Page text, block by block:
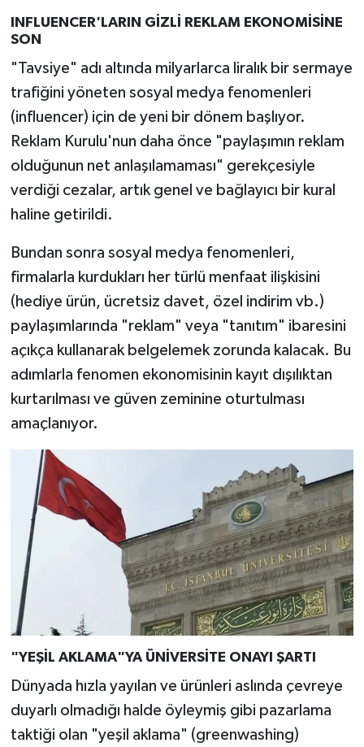
INFLUENCER'LARIN GİZLİ REKLAM EKONOMİSİNE
SON
"Tavsiye" adı altında milyarlarca liralık bir sermaye
trafiğini yöneten sosyal medya fenomenleri
(influencer) için de yeni bir dönem başlıyor.
Reklam Kurulu'nun daha önce "paylaşımın reklam
olduğunun net anlaşılamaması" gerekçesiyle
verdiği cezalar, artık genel ve bağlayıcı bir kural
haline getirildi.
Bundan sonra sosyal medya fenomenleri,
firmalarla kurdukları her türlü menfaat ilişkisini
(hediye ürün, ücretsiz davet, özel indirim vb.)
paylaşımlarında "reklam" veya "tanıtım" ibaresini
açıkça kullanarak belgelemek zorunda kalacak. Bu
adımlarla fenomen ekonomisinin kayıt dışılıktan
kurtarılması ve güven zeminine oturtulması
amaçlanıyor.
"YEŞİL AKLAMA"YA ÜNİVERSİTE ONAYI ŞARTI
Dünyada hızla yayılan ve ürünleri aslında çevreye
duyarlı olmadığı halde öyleymiş gibi pazarlama
taktiği olan "yeşil aklama" (greenwashing)